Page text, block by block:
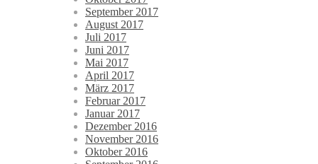
September 2017
August 2017
Juli 2017
Juni 2017
Mai 2017
April 2017
März 2017
Februar 2017
Januar 2017
Dezember 2016
November 2016
Oktober 2016